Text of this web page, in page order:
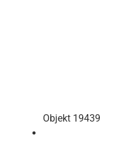
Objekt 19439